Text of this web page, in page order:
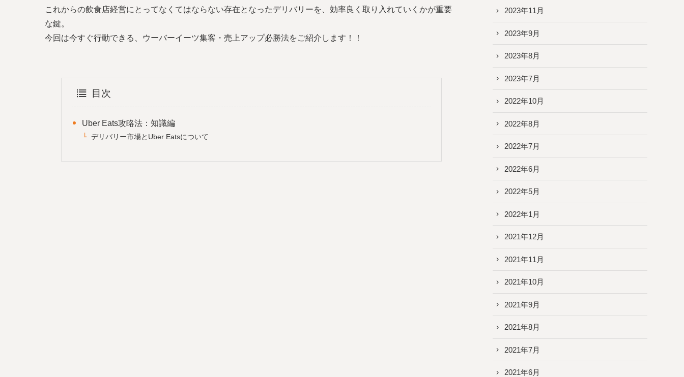
これからの飲食店経営にとってなくてはならない存在となったデリバリーを、効率良く取り入れていくかが重要
な鍵。
今回は今すぐ行動できる、ウーバーイーツ集客・売上アップ必勝法をご紹介します！！
目次
Uber Eats攻略法：知識編
デリバリー市場とUber Eatsについて
2023年11月
2023年9月
2023年8月
2023年7月
2022年10月
2022年8月
2022年7月
2022年6月
2022年5月
2022年1月
2021年12月
2021年11月
2021年10月
2021年9月
2021年8月
2021年7月
2021年6月